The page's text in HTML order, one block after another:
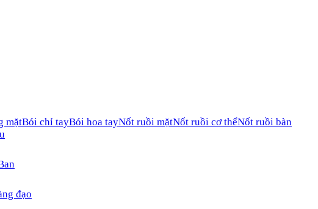
mặtBói chỉ tayBói hoa tayNốt ruồi mặtNốt ruồi cơ thểNốt ruồi bàn
đạo